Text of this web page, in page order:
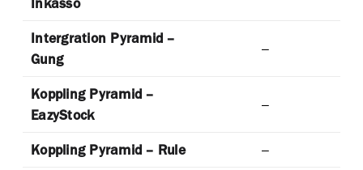
Inkasso
Intergration Pyramid –
Gung
–
Koppling Pyramid –
EazyStock
–
Koppling Pyramid – Rule –